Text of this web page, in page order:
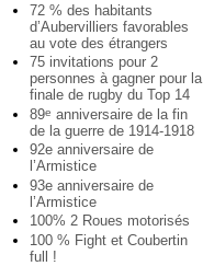
72 % des habitants
d’Aubervilliers favorables
au vote des étrangers
75 invitations pour 2
personnes à gagner pour la
finale de rugby du Top 14
89e anniversaire de la fin
de la guerre de 1914-1918
92e anniversaire de
l’Armistice
93e anniversaire de
l’Armistice
100% 2 Roues motorisés
100 % Fight et Coubertin
full !